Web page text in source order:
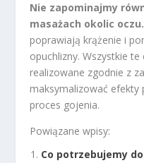
Nie zapominajmy
masażach okolic oczu.
poprawiają krążenie i
opuchlizny. Wszystkie
realizowane zgodnie z
maksymalizować efekty
proces gojenia.
Powiązane wpisy:
Co potrzebujemy